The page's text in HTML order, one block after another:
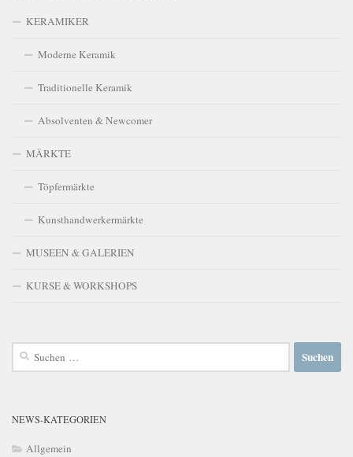
KERAMIKER
Moderne Keramik
Traditionelle Keramik
Absolventen & Newcomer
MÄRKTE
Töpfermärkte
Kunsthandwerkermärkte
MUSEEN & GALERIEN
KURSE & WORKSHOPS
Suchen
NEWS-KATEGORIEN
Allgemein